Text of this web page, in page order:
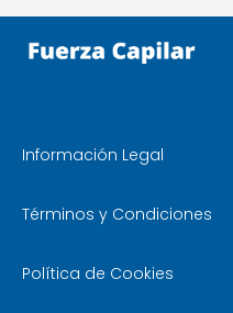
Información Legal
Términos y Condiciones
Política de Cookies